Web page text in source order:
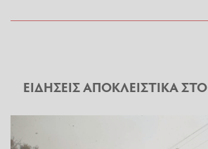
ΕΙΔΗΣΕΙΣ ΑΠΟΚΛΕΙΣΤΙΚΑ ΣΤΟ